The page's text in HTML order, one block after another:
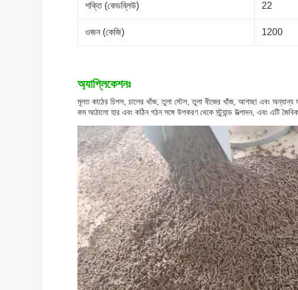
শক্তি (কেডব্লিউ) 22
ওজন (কেজি) 1200
অ্যাপ্লিকেশনঃ
মূলত কাঠের চিপস, চালের খাঁজ, তুলা স্টেল, তুলা বীজের খাঁজ, আগাছা এবং অন্যান্য
কম আঠালো হার এবং কঠিন গঠন সঙ্গে উপকরণ থেকে স্ট্র্যান্ড উত্পাদন, এবং এটি